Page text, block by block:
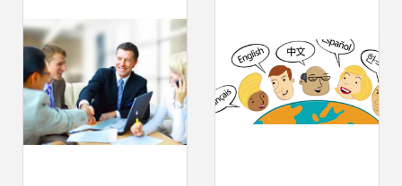
译服务